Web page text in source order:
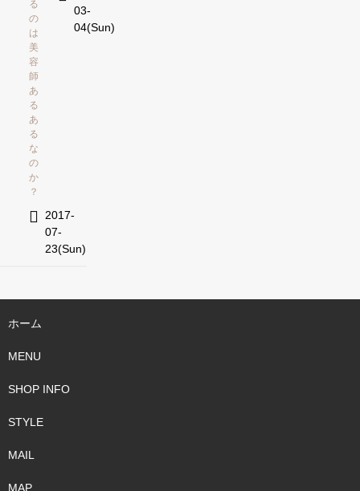
る
の
は
美
容
師
あ
る
あ
る
な
の
か
？
2017-
07-
23(Sun)
03-
04(Sun)
ホーム
MENU
SHOP INFO
STYLE
MAIL
MAP